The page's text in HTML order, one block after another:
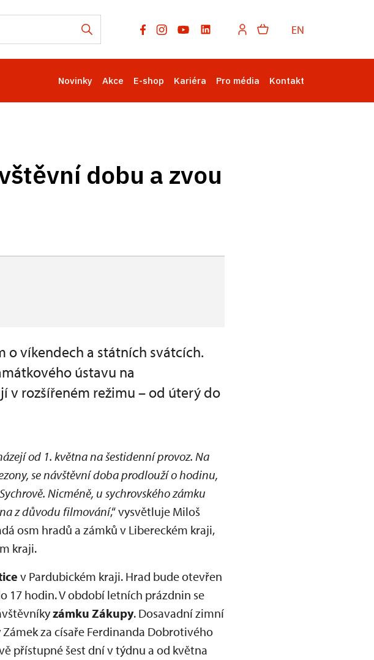
EN
Novinky Akce E-shop Kariéra Pro média Kontakt
dobu a zvou
o víkendech a státních svátcích.
ústavu na
v rozšířeném režimu – od úterý do
od 1. května na šestidenní provoz. Na
se návštěvní doba prodlouží o hodinu,
Nicméně, u sychrovského zámku
z důvodu filmování,“ vysvětluje Miloš
osm hradů a zámků v Libereckém kraji,
kraji.
v Pardubickém kraji. Hrad bude otevřen
17 hodin. V období letních prázdnin se
zámku Zákupy. Dosavadní zimní
za císaře Ferdinanda Dobrotivého
přístupné šest dní v týdnu a od května